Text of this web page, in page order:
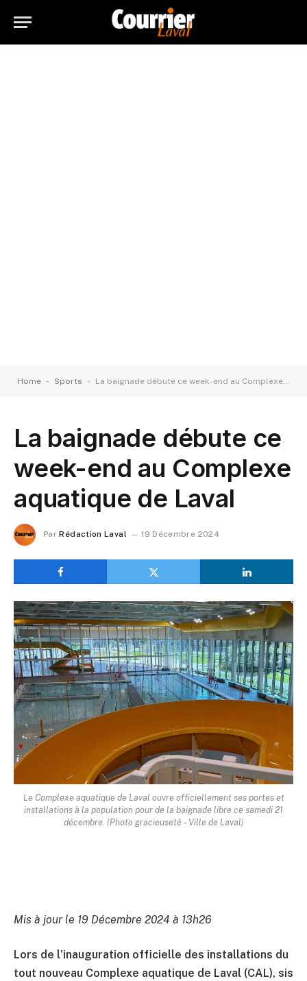
Home - Sports - La baignade débute ce week-end au Complexe aquatique de Laval
La baignade débute ce
week-end au Complexe
aquatique de Laval
Par Rédaction Laval 19 Décembre 2024
Le Complexe aquatique de Laval ouvre officiellement ses portes et
installations à la population pour de la baignade libre ce samedi 21
décembre. (Photo gracieuseté – Ville de Laval)
Mis à jour le 19 Décembre 2024 à 13h26
Lors de l’inauguration officielle des installations du
tout nouveau Complexe aquatique de Laval (CAL), sis